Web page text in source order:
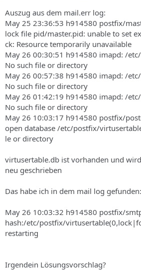
Auszug aus dem mail.err log:
May 25 23:36:53 h914580 postfix/
lock file pid/master.pid: unable to set
ck: Resource temporarily unavailable
May 26 00:30:51 h914580 imapd: /
No such file or directory
May 26 00:57:38 h914580 imapd: /
No such file or directory
May 26 01:42:19 h914580 imapd: /
No such file or directory
May 26 10:03:17 h914580 postfix/
open database /etc/postfix/
le or directory
virtusertable.db ist vorhanden und
neu geschrieben
Das habe ich in dem mail log gefunden:
May 26 10:03:32 h914580 postfix/
hash:/etc/postfix/
restarting
Irgendein Lösungsvorschlag?